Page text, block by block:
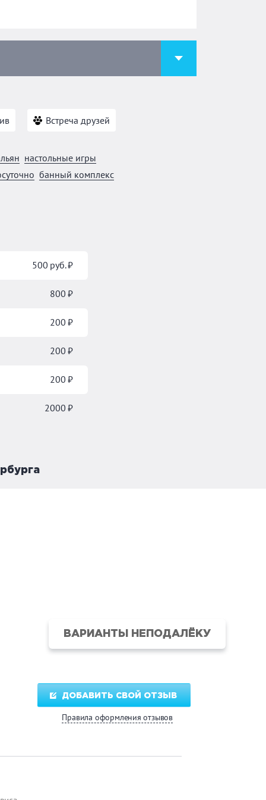
Встреча друзей
настольные игры
банный комплекс
500 руб. ₽
800 ₽
200 ₽
200 ₽
200 ₽
2000 ₽
ВАРИАНТЫ НЕПОДАЛЁКУ
ДОБАВИТЬ СВОЙ ОТЗЫВ
Правила оформления отзывов